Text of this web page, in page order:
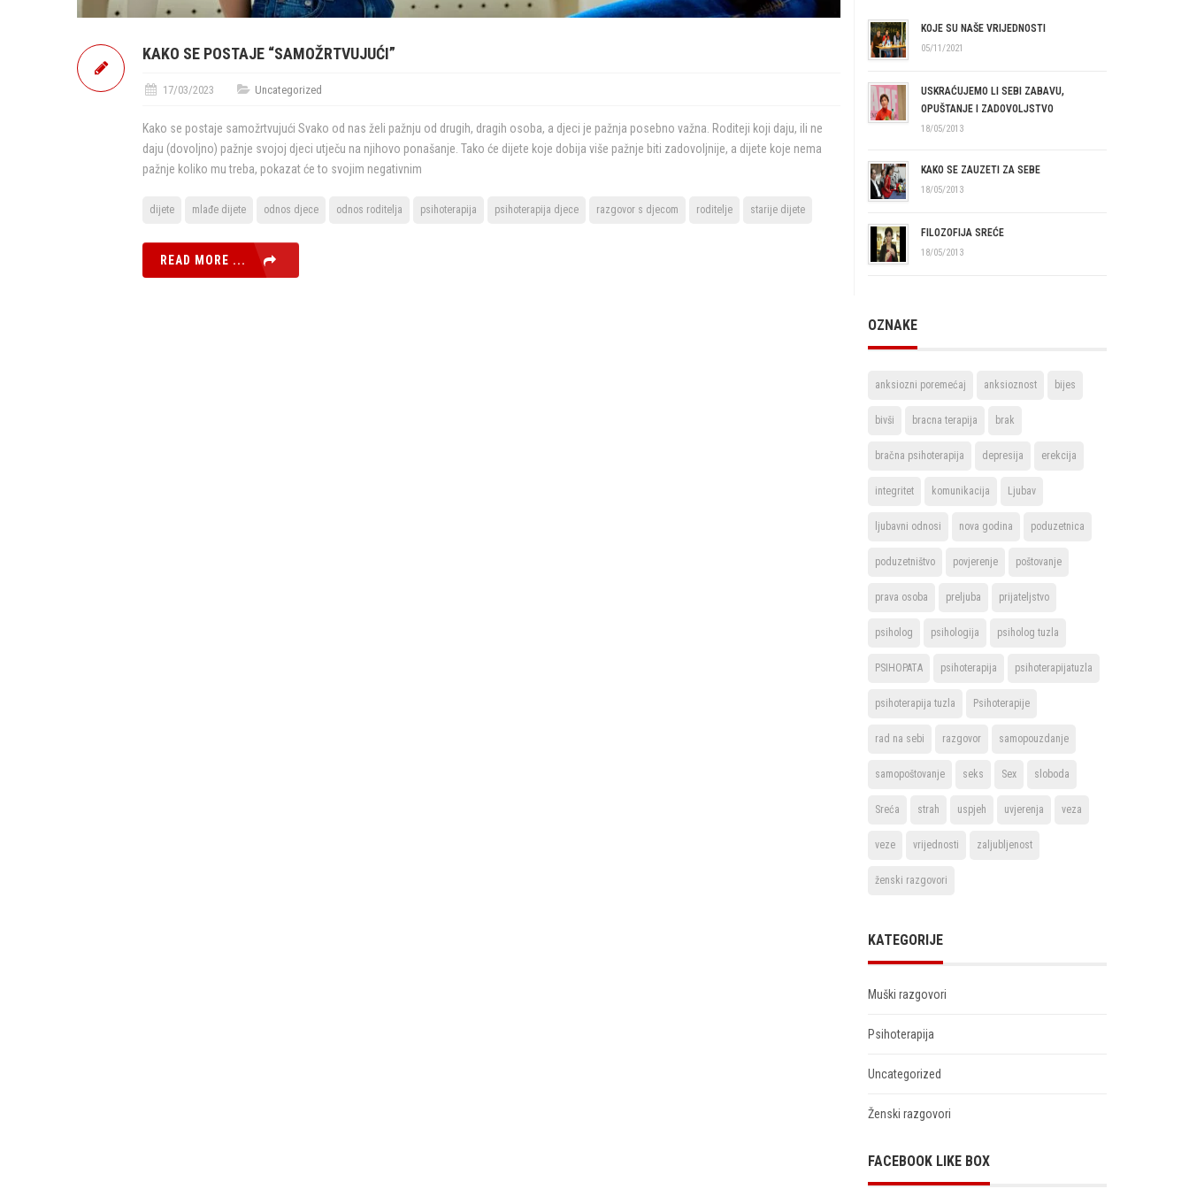
KAKO SE POSTAJE “SAMOŽRTVUJUĆI”
17/03/2023 Uncategorized
Kako se postaje samožrtvujući Svako od nas želi pažnju od drugih, dragih osoba, a djeci je pažnja posebno važna. Roditeji koji daju, ili ne
daju (dovoljno) pažnje svojoj djeci utječu na njihovo ponašanje. Tako će dijete koje dobija više pažnje biti zadovoljnije, a dijete koje nema
pažnje koliko mu treba, pokazat će to svojim negativnim
dijete mlađe dijete odnos djece odnos roditelja psihoterapija psihoterapija djece razgovor s djecom roditelje starije dijete
READ MORE ...
KOJE SU NAŠE VRIJEDNOSTI
05/11/2021
USKRAĆUJEMO LI SEBI ZABAVU,
OPUŠTANJE I ZADOVOLJSTVO
18/05/2013
KAKO SE ZAUZETI ZA SEBE
18/05/2013
FILOZOFIJA SREĆE
18/05/2013
OZNAKE
anksiozni poremećaj anksioznost bijes
bivši bracna terapija brak
bračna psihoterapija depresija erekcija
integritet komunikacija Ljubav
ljubavni odnosi nova godina poduzetnica
poduzetništvo povjerenje poštovanje
prava osoba preljuba prijateljstvo
psiholog psihologija psiholog tuzla
PSIHOPATA psihoterapija psihoterapijatuzla
psihoterapija tuzla Psihoterapije
rad na sebi razgovor samopouzdanje
samopoštovanje seks Sex sloboda
Sreća strah uspjeh uvjerenja veza
veze vrijednosti zaljubljenost
ženski razgovori
KATEGORIJE
Muški razgovori
Psihoterapija
Uncategorized
Ženski razgovori
FACEBOOK LIKE BOX